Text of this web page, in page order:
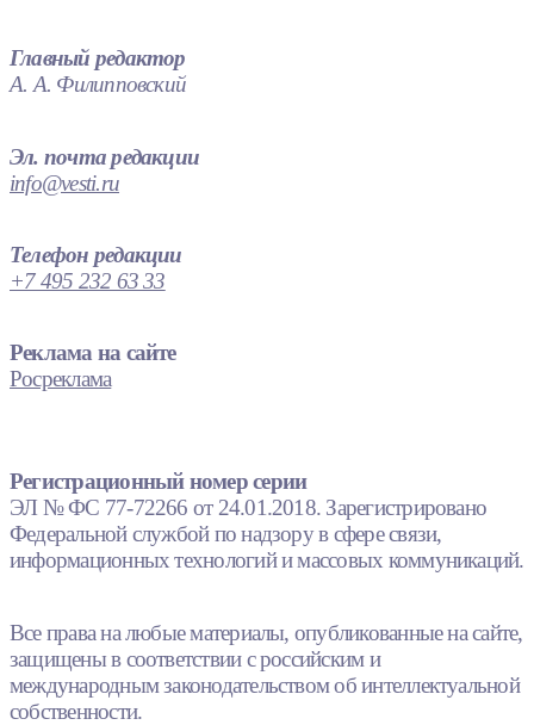
Главный редактор
А. А. Филипповский
Эл. почта редакции
info@vesti.ru
Телефон редакции
+7 495 232 63 33
Реклама на сайте
Росреклама
Регистрационный номер серии
ЭЛ № ФС 77-72266 от 24.01.2018. Зарегистрировано
Федеральной службой по надзору в сфере связи,
информационных технологий и массовых коммуникаций.
Все права на любые материалы, опубликованные на сайте,
защищены в соответствии с российским и
международным законодательством об интеллектуальной
собственности.